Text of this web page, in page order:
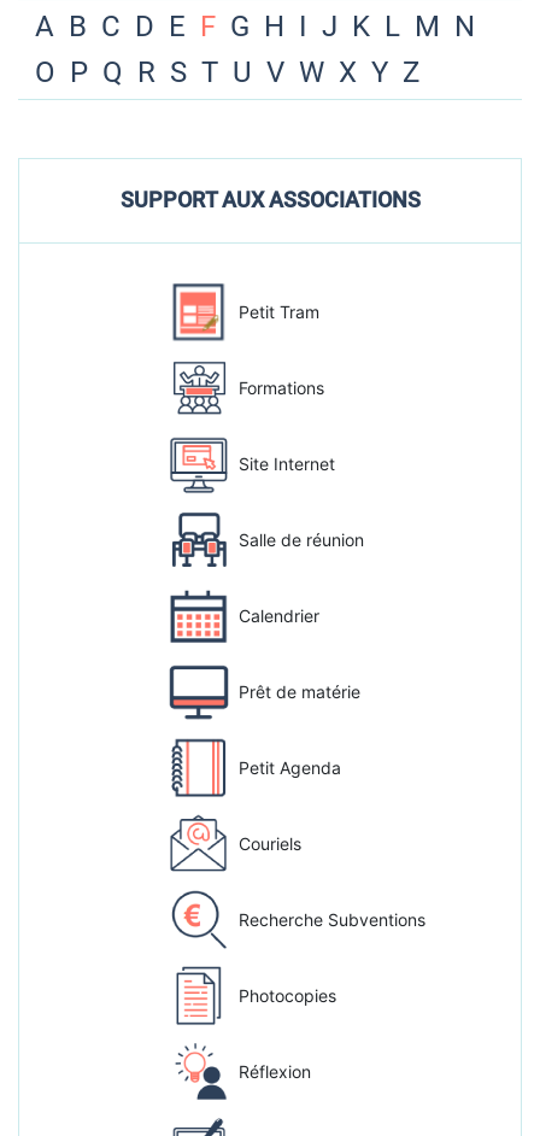
A B C D E F G H I J K L M N
O P Q R S T U V W X Y Z
SUPPORT AUX ASSOCIATIONS
Petit Tram
Formations
Site Internet
Salle de réunion
Calendrier
Prêt de matérie
Petit Agenda
Couriels
Recherche Subventions
Photocopies
Réflexion